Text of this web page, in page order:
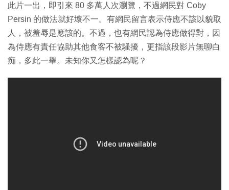
此片一出，即引來 80 多萬人次瀏覽，不過網民對 Coby
Persin 的做法就好壞不一。有網民留言表示侍應不該以貌取
人，被羞辱是應該的。不過，也有網民認為侍應做得對，因
為侍應有責任協助其他食客不被騷擾，更指該段影片無聊白
痴，多此一舉。未知你又怎樣認為呢？